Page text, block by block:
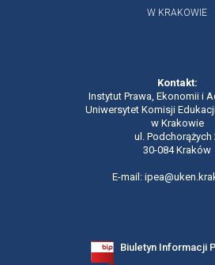
W KRAKOWIE
Kontakt:
Instytut Prawa, Ekonomii i
Uniwersytet Komisji
w Krakowie
ul. Podchorążych
30-084 Kraków
E-mail:
Biuletyn Informacji